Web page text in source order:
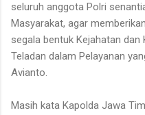
seluruh anggota Polri
Masyarakat, agar
segala bentuk Kejahatan
Teladan dalam Pelayanan
Avianto.
Masih kata Kapolda Jawa